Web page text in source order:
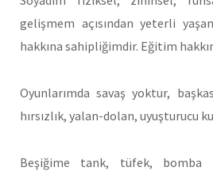
gelişmem açısından yeterli
hakkına sahipliğimdir. Eğitim
Oyunlarımda savaş yoktur,
hırsızlık, yalan-dolan, uyuşturucu
Beşiğime tank, tüfek, bomba